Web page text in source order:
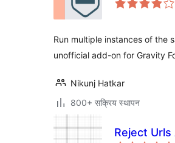
Run multiple instances of the
unofficial add-on for Gravity
Nikunj Hatkar
800+ सक्रिय स्थापन
Reject Urls